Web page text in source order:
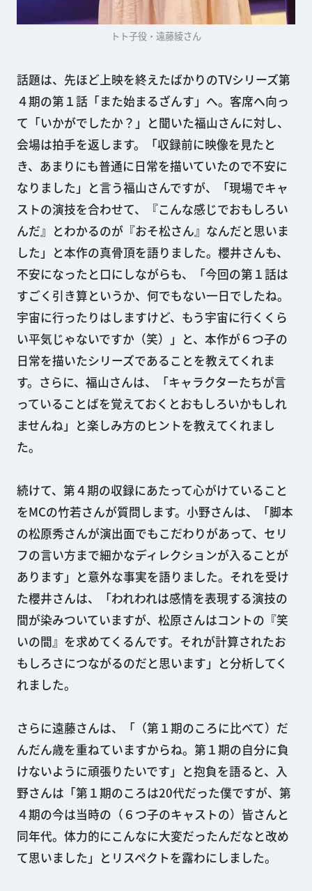
トト子役・遠藤綾さん
話題は、先ほど上映を終えたばかりのTVシリーズ第
４期の第１話「また始まるざんす」へ。客席へ向っ
て「いかがでしたか？」と聞いた福山さんに対し、
会場は拍手を返します。「収録前に映像を見たと
き、あまりにも普通に日常を描いていたので不安に
なりました」と言う福山さんですが、「現場でキャ
ストの演技を合わせて、『こんな感じでおもしろい
んだ』とわかるのが『おそ松さん』なんだと思いま
した」と本作の真骨頂を語りました。櫻井さんも、
不安になったと口にしながらも、「今回の第１話は
すごく引き算というか、何でもない一日でしたね。
宇宙に行ったりはしますけど、もう宇宙に行くくら
い平気じゃないですか（笑）」と、本作が６つ子の
日常を描いたシリーズであることを教えてくれま
す。さらに、福山さんは、「キャラクターたちが言
っていることばを覚えておくとおもしろいかもしれ
ませんね」と楽しみ方のヒントを教えてくれまし
た。
続けて、第４期の収録にあたって心がけていること
をMCの竹若さんが質問します。小野さんは、「脚本
の松原秀さんが演出面でもこだわりがあって、セリ
フの言い方まで細かなディレクションが入ることが
あります」と意外な事実を語りました。それを受け
た櫻井さんは、「われわれは感情を表現する演技の
間が染みついていますが、松原さんはコントの『笑
いの間』を求めてくるんです。それが計算されたお
もしろさにつながるのだと思います」と分析してく
れました。
さらに遠藤さんは、「（第１期のころに比べて）だ
んだん歳を重ねていますからね。第１期の自分に負
けないように頑張りたいです」と抱負を語ると、入
野さんは「第１期のころは20代だった僕ですが、第
４期の今は当時の（６つ子のキャストの）皆さんと
同年代。体力的にこんなに大変だったんだなと改め
て思いました」とリスペクトを露わにしました。